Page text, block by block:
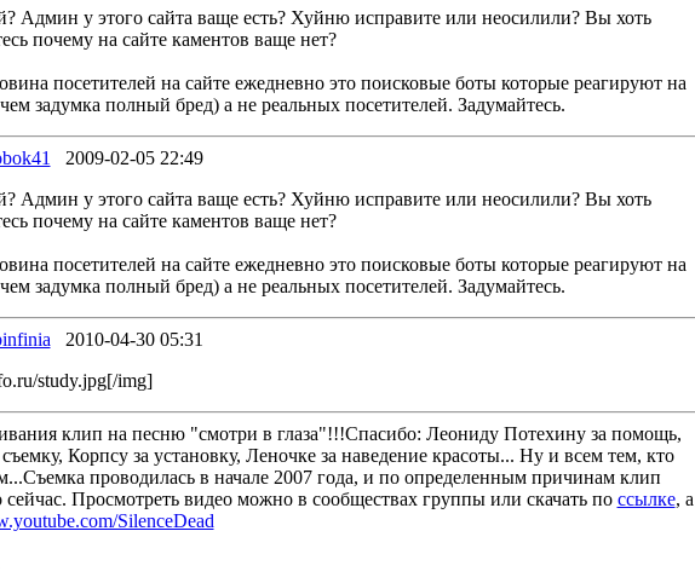
Админ у этого сайта ваще есть? Хуйню исправите или неосилили? Вы хоть
почему на сайте каментов ваще нет?
посетителей на сайте ежедневно это поисковые боты которые реагируют на
задумка полный бред) а не реальных посетителей. Задумайтесь.
2009-02-05 22:49
Админ у этого сайта ваще есть? Хуйню исправите или неосилили? Вы хоть
почему на сайте каментов ваще нет?
посетителей на сайте ежедневно это поисковые боты которые реагируют на
задумка полный бред) а не реальных посетителей. Задумайтесь.
2010-04-30 05:31
study.jpg[/img]
клип на песню "смотри в глаза"!!!Спасибо: Леониду Потехину за помощь,
Корпсу за установку, Леночке за наведение красоты... Ну и всем тем, кто
проводилась в начале 2007 года, и по определенным причинам клип
сейчас. Просмотреть видео можно в сообществах группы или скачать по ссылке, а
SilenceDead